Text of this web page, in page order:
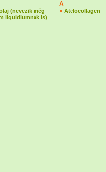
(nevezik még
liquidiumnak is)
A
» Atelocollagen